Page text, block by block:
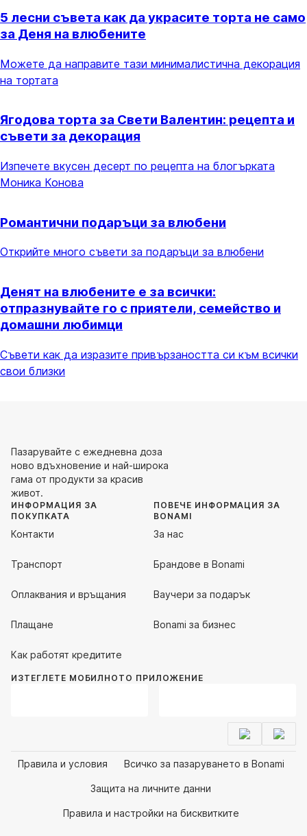
5 лесни съвета как да украсите торта не само
за Деня на влюбените
Можете да направите тази минималистична декорация
на тортата
Ягодова торта за Свети Валентин: рецепта и
съвети за декорация
Изпечете вкусен десерт по рецепта на блогърката
Моника Конова
Романтични подаръци за влюбени
Открийте много съвети за подаръци за влюбени
Денят на влюбените е за всички:
отпразнувайте го с приятели, семейство и
домашни любимци
Съвети как да изразите привързаността си към всички
свои близки
Пазарувайте с ежедневна доза
ново вдъхновение и най-широка
гама от продукти за красив
живот.
ИНФОРМАЦИЯ ЗА
ПОКУПКАТА
Контакти
Транспорт
Оплаквания и връщания
Плащане
Как работят кредитите
ПОВЕЧЕ ИНФОРМАЦИЯ ЗА
BONAMI
За нас
Брандове в Bonami
Ваучери за подарък
Bonami за бизнес
ИЗТЕГЛЕТЕ МОБИЛНОТО ПРИЛОЖЕНИЕ
Правила и условия Всичко за пазаруването в Bonami
Защита на личните данни
Правила и настройки на бисквитките